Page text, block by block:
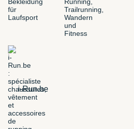
i-Run.be